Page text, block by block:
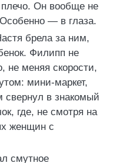
плечо. Он вообще не
— в глаза.
брела за ним,
Филипп не
не меняя скорости,
мини-маркет,
свернул в знакомый
где, не смотря на
женщин с
смутное